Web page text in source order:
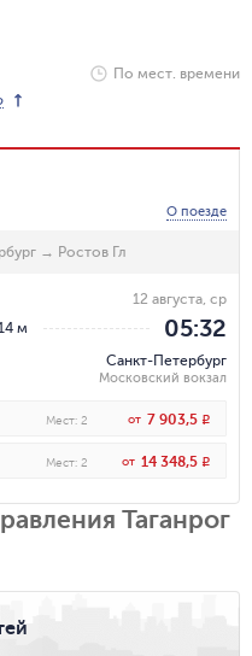
По мест. времени
О поезде
→ Ростов Гл
м
12 августа, ср
05:32
Санкт-Петербург
Московский вокзал
Мест: 2 от 7 903,5 R
Мест: 2 от 14 348,5 R
Таганрог